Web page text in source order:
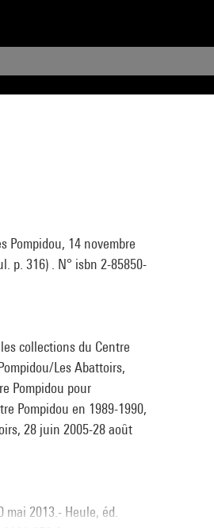
Pompidou, 14 novembre
p. 316) . N° isbn 2-85850-
collections du Centre
Les Abattoirs,
Pompidou pour
Pompidou en 1989-1990,
28 juin 2005-28 août
2013.- Heule, éd.